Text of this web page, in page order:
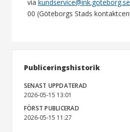
via kundservice@ink.goteborg.se
00 (Göteborgs Stads
Publiceringshistorik
SENAST UPPDATERAD
2026-05-15 13:01
FÖRST PUBLICERAD
2026-05-15 11:27